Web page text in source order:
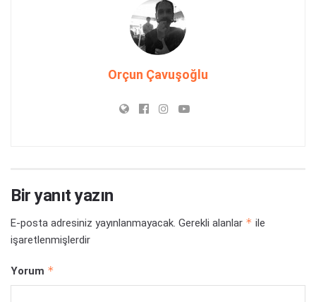
Orçun Çavuşoğlu
Bir yanıt yazın
E-posta adresiniz yayınlanmayacak. Gerekli alanlar * ile
işaretlenmişlerdir
Yorum *